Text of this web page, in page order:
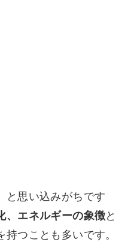
と思い込みがちです
、エネルギーの象徴と
つことも多いです。